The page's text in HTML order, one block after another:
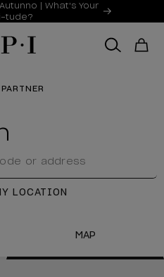
| What's Your
tude?
LOCATION
MAP